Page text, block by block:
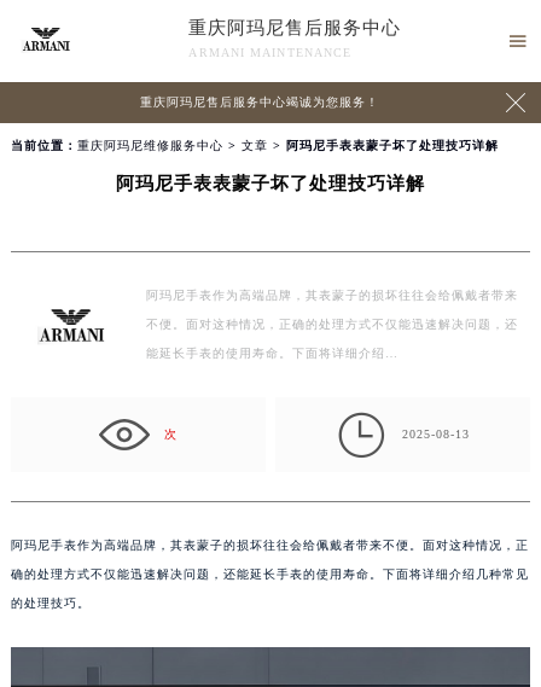
重庆阿玛尼售后服务中心
ARMANI MAINTENANCE

重庆阿玛尼售后服务中心竭诚为您服务！ 
当前位置： 重庆阿玛尼维修服务中心 > 文章 > 阿玛尼手表表蒙子坏了处理技巧详解
阿玛尼手表表蒙子坏了处理技巧详解
阿玛尼手表作为高端品牌，其表蒙子的损坏往往会给佩戴者带来
不便。面对这种情况，正确的处理方式不仅能迅速解决问题，还
能延长手表的使用寿命。下面将详细介绍…
次  2025-08-13
阿玛尼手表作为高端品牌，其表蒙子的损坏往往会给佩戴者带来不便。面对这种情况，正
确的处理方式不仅能迅速解决问题，还能延长手表的使用寿命。下面将详细介绍几种常见
的处理技巧。